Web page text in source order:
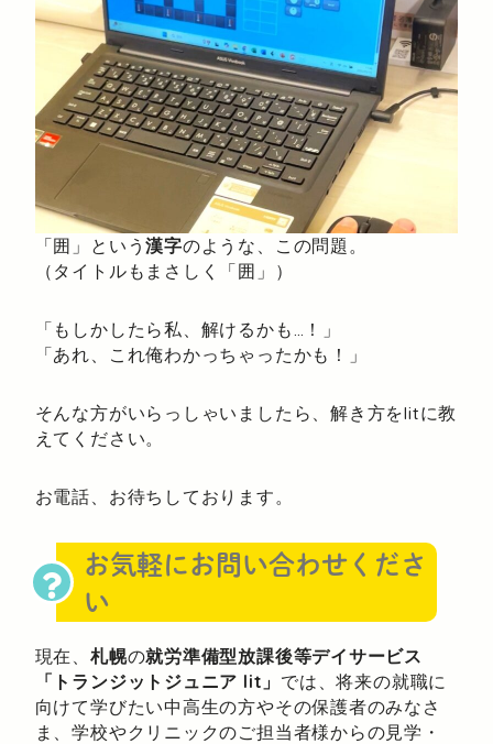
「囲」という漢字のような、この問題。
（タイトルもまさしく「囲」）
「もしかしたら私、解けるかも…！」
「あれ、これ俺わかっちゃったかも！」
そんな方がいらっしゃいましたら、解き方をlitに教
えてください。
お電話、お待ちしております。
お気軽にお問い合わせくださ
い
現在、 札幌の就労準備型放課後等デイサービス
「トランジットジュニア lit」 では、将来の就職に
向けて学びたい中高生の方やその保護者のみなさ
ま、学校やクリニックのご担当者様からの見学・